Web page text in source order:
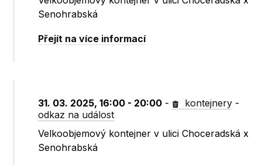
Senohrabská
Přejít na více informací
31. 03. 2025, 16:00 - 20:00 - kontejnery -
odkaz na událost
Velkoobjemový kontejner v ulici Choceradská x
Senohrabská